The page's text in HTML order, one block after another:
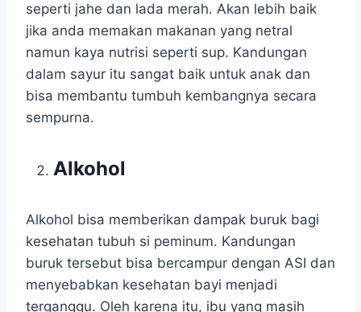
seperti jahe dan lada merah. Akan lebih baik
jika anda memakan makanan yang netral
namun kaya nutrisi seperti sup. Kandungan
dalam sayur itu sangat baik untuk anak dan
bisa membantu tumbuh kembangnya secara
sempurna.
Alkohol
Alkohol bisa memberikan dampak buruk bagi
kesehatan tubuh si peminum. Kandungan
buruk tersebut bisa bercampur dengan ASI dan
menyebabkan kesehatan bayi menjadi
terganggu. Oleh karena itu, ibu yang masih